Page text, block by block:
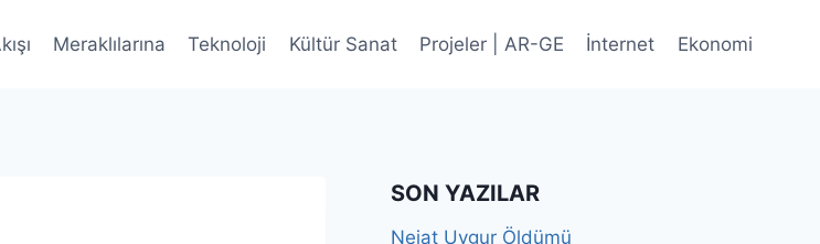
Meraklılarına Teknoloji Kültür Sanat Projeler | AR-GE İnternet Ekonomi
SON YAZILAR
Nejat Uygur Öldümü